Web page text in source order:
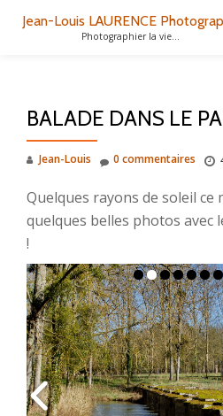
Jean-Louis LAURENCE
Photographier la vie...
BALADE DANS LE
Jean-Louis 0 commentaires
Quelques rayons de soleil ce
quelques belles photos avec
!